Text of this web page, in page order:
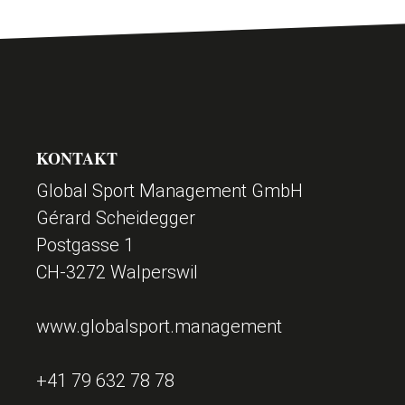
KONTAKT
F
o
o
t
e
KONTAKT
Global Sport Management GmbH
Gérard Scheidegger
Postgasse 1
CH-3272 Walperswil
www.globalsport.management
+41 79 632 78 78